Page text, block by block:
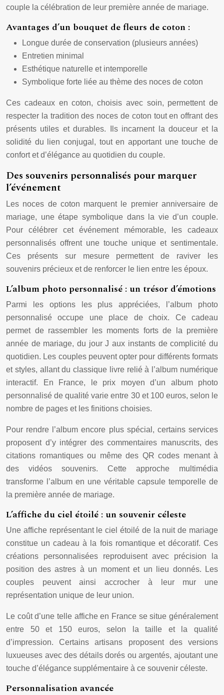
couple la célébration de leur première année de mariage.
Avantages d’un bouquet de fleurs de coton :
Longue durée de conservation (plusieurs années)
Entretien minimal
Esthétique naturelle et intemporelle
Symbolique forte liée au thème des noces de coton
Ces cadeaux en coton, choisis avec soin, permettent de
respecter la tradition des noces de coton tout en offrant des
présents utiles et durables. Ils incarnent la douceur et la
solidité du lien conjugal, tout en apportant une touche de
confort et d’élégance au quotidien du couple.
Des souvenirs personnalisés pour marquer
l’événement
Les noces de coton marquent le premier anniversaire de
mariage, une étape symbolique dans la vie d’un couple.
Pour célébrer cet événement mémorable, les cadeaux
personnalisés offrent une touche unique et sentimentale.
Ces présents sur mesure permettent de raviver les
souvenirs précieux et de renforcer le lien entre les époux.
L’album photo personnalisé : un trésor d’émotions
Parmi les options les plus appréciées, l’album photo
personnalisé occupe une place de choix. Ce cadeau
permet de rassembler les moments forts de la première
année de mariage, du jour J aux instants de complicité du
quotidien. Les couples peuvent opter pour différents formats
et styles, allant du classique livre relié à l’album numérique
interactif. En France, le prix moyen d’un album photo
personnalisé de qualité varie entre 30 et 100 euros, selon le
nombre de pages et les finitions choisies.
Pour rendre l’album encore plus spécial, certains services
proposent d’y intégrer des commentaires manuscrits, des
citations romantiques ou même des QR codes menant à
des vidéos souvenirs. Cette approche multimédia
transforme l’album en une véritable capsule temporelle de
la première année de mariage.
L’affiche du ciel étoilé : un souvenir céleste
Une affiche représentant le ciel étoilé de la nuit de mariage
constitue un cadeau à la fois romantique et décoratif. Ces
créations personnalisées reproduisent avec précision la
position des astres à un moment et un lieu donnés. Les
couples peuvent ainsi accrocher à leur mur une
représentation unique de leur union.
Le coût d’une telle affiche en France se situe généralement
entre 50 et 150 euros, selon la taille et la qualité
d’impression. Certains artisans proposent des versions
luxueuses avec des détails dorés ou argentés, ajoutant une
touche d’élégance supplémentaire à ce souvenir céleste.
Personnalisation avancée